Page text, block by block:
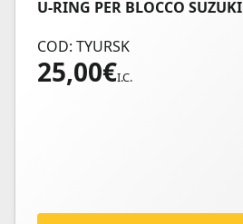
U-RING PER BLOCCO SUZUKI
COD: TYURSK
25,00€I.C.